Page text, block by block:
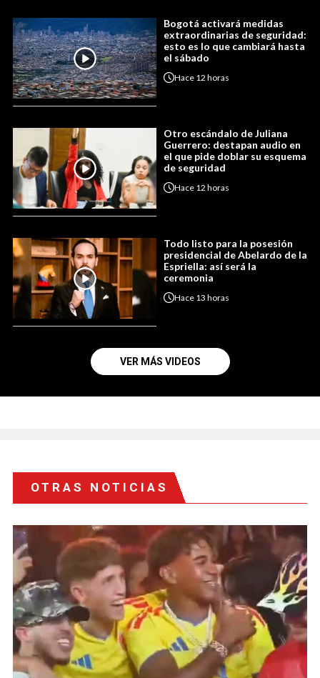
Bogotá activará medidas
extraordinarias de seguridad:
esto es lo que cambiará hasta
el sábado
Hace 12 horas
Otro escándalo de Juliana
Guerrero: destapan audio en
el que pide doblar su esquema
de seguridad
Hace 12 horas
Todo listo para la posesión
presidencial de Abelardo de la
Espriella: así será la
ceremonia
Hace 13 horas
VER MÁS VIDEOS
OTRAS NOTICIAS